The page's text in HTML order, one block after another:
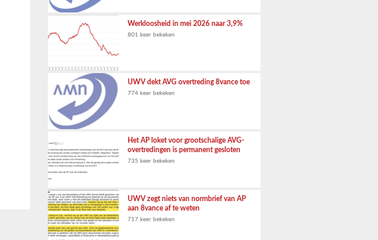
Werkloosheid in mei 2026 naar 3,9%
801 keer bekeken
UWV dekt AVG overtreding 8vance toe
774 keer bekeken
Het AP loket voor grootschalige AVG-
overtredingen is permanent gesloten
735 keer bekeken
UWV zegt niets van normbrief van AP
aan 8vance af te weten
717 keer bekeken